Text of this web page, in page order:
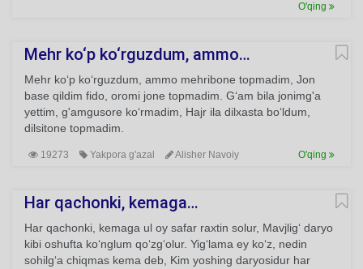
O'qing
Mehr ko‘p ko‘rguzdum, ammo…
Mehr ko‘p ko‘rguzdum, ammo mehribone topmadim, Jon
base qildim fido, oromi jone topmadim. G‘am bila jonimg'a
yettim, g'amgusore ko‘rmadim, Hajr ila dilxasta bo‘ldum,
dilsitone topmadim.
19273 Yakpora g'azal Alisher Navoiy O'qing
Har qachonki, kemaga…
Har qachonki, kemaga ul oy safar raxtin solur, Mavjlig‘ daryo
kibi oshufta ko‘nglum qo‘zg‘olur. Yig‘lama ey ko‘z, nedin
sohilg‘a chiqmas kema deb, Kim yoshing daryosidur har